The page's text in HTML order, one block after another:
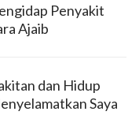
Penyakit
Ajaib
dan Hidup
Saya